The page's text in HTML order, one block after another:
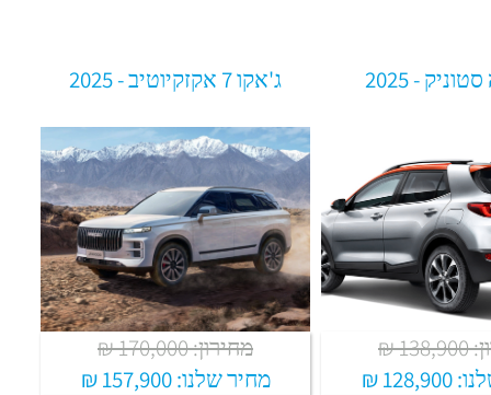
₪
128,900 ₪
ג'אקו 7 אקזקיוטיב - 2025
מחירון: 170,000 ₪
מחיר שלנו:157,900 ₪